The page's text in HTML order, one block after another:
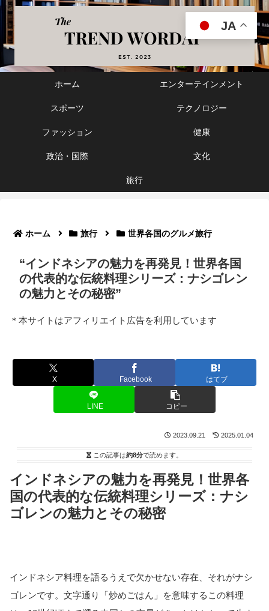
ホーム エンターテインメント
スポーツ テクノロジー
ファッション 健康
政治・国際 文化
旅行
ホーム 旅行 世界各国のグルメ旅行
“インドネシアの魅力を再発見！世界各国
の代表的な伝統料理シリーズ：ナシゴレン
の魅力とその秘密”
＊本サイトはアフィリエイト広告を利用しています
X Facebook はてブ
LINE コピー
2023.09.21 2025.01.04
この記事は約8分で読めます。
インドネシアの魅力を再発見！世界各
国の代表的な伝統料理シリーズ：ナシ
ゴレンの魅力とその秘密
インドネシア料理を語るうえで欠かせない存在、それがナシ
ゴレンです。文字通り「炒めごはん」を意味するこの料理
JA